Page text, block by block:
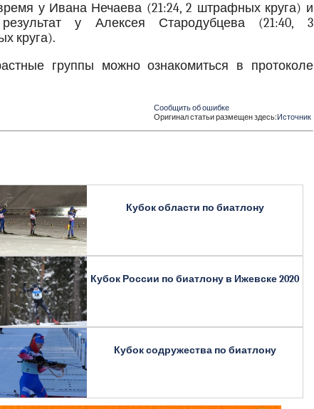
у Ивана Нечаева (21:24, 2 штрафных круга) и
у Алексея Стародубцева (21:40, 3
круга).
группы можно ознакомиться в протоколе
Сообщить об ошибке
Оригинал статьи размещен здесь:Источник
Кубок области по биатлону
Кубок России по биатлону в Ижевске 2020
Кубок содружества по биатлону